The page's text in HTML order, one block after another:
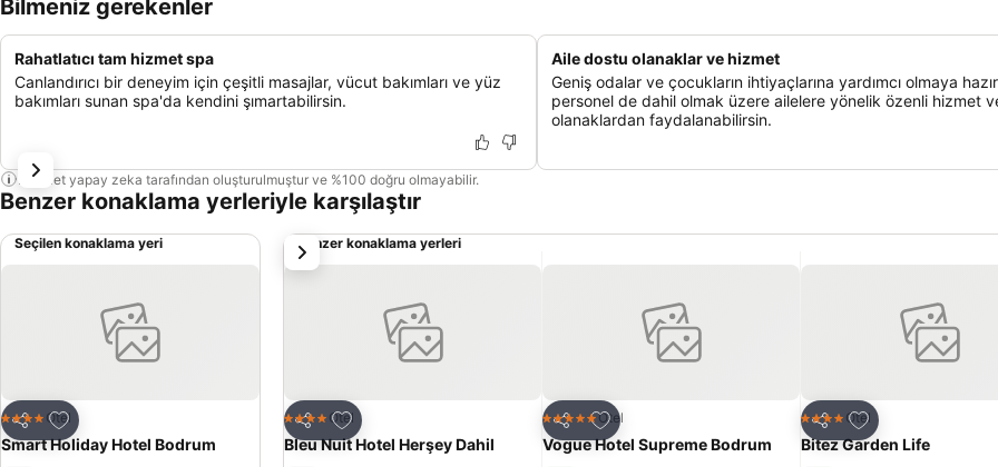
Bilmeniz gerekenler
Rahatlatıcı tam hizmet spa
Canlandırıcı bir deneyim için çeşitli masajlar, vücut bakımları ve yüz
bakımları sunan spa'da kendini şımartabilirsin.
Aile dostu olanaklar ve hizmet
Geniş odalar ve çocukların ihtiyaçlarına yardımcı olmaya hazır
personel de dahil olmak üzere ailelere yönelik özenli hizmet
olanaklardan faydalanabilirsin.
Bu özet yapay zeka tarafından oluşturulmuştur ve %100 doğru olmayabilir.
Benzer konaklama yerleriyle karşılaştır
Seçilen konaklama yeri
Paylaş
Favorilerime ekle
4 Yıldız Otel
Smart Holiday Hotel Bodrum
Benzer konaklama yerleri
Paylaş
Favorilerime ekle
4 Yıldız Otel
Bleu Nuit Hotel Herşey Dahil
Paylaş
Favorilerime ekle
5 Yıldız Otel
Vogue Hotel Supreme Bodrum
Paylaş
Favorilerime ekle
4 Yıldız Otel
Bitez Garden Life
sonraki